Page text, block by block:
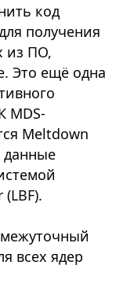
код
получения
из ПО,
Это ещё одна
MDS-
Meltdown
данные
всех ядер